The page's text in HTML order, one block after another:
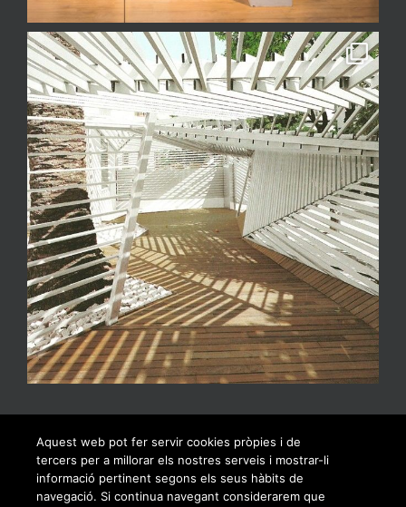
Aquest web pot fer servir cookies pròpies i de
tercers per a millorar els nostres serveis i mostrar-li
informació pertinent segons els seus hàbits de
navegació. Si continua navegant considerarem que